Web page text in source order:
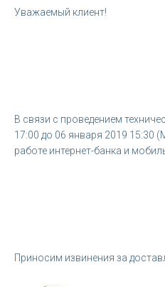
Уважаемый клиент!
В связи с проведением
17:00 до 06 января 2019
работе интернет-банка и
Приносим извинения за